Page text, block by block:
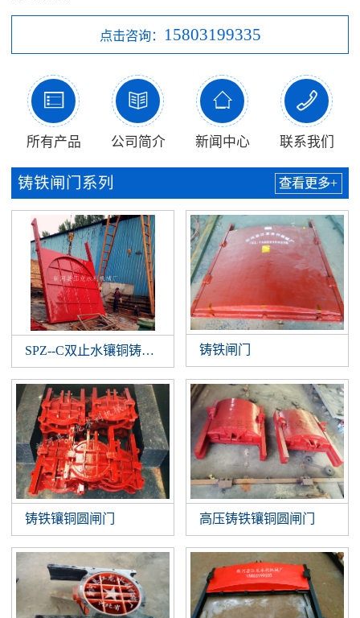
点击咨询： 15803199335

所有产品

公司简介

新闻中心

联系我们
铸铁闸门系列 查看更多+
SPZ--C双止水镶铜铸铁闸门 铸铁闸门
铸铁镶铜圆闸门 高压铸铁镶铜圆闸门